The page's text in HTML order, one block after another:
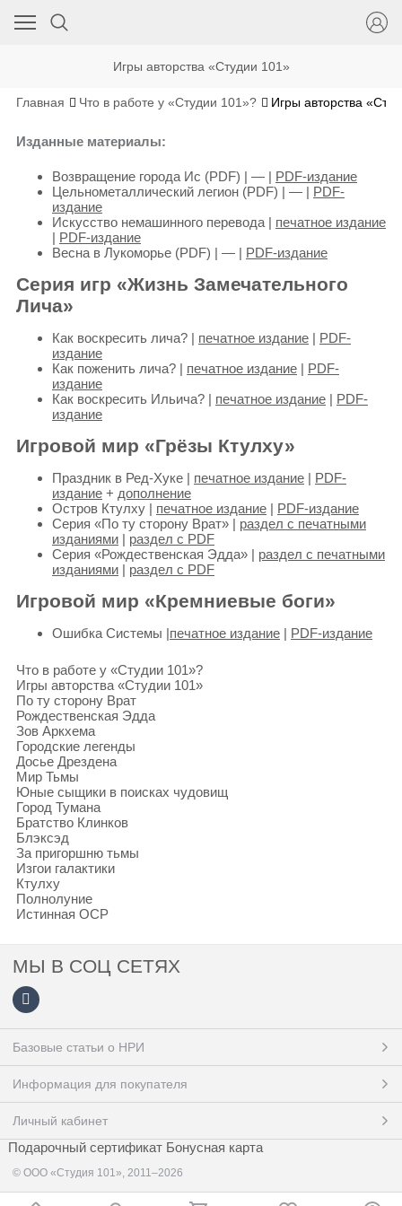
Игры авторства «Студии 101»
Главная Что в работе у «Студии 101»? Игры авторства
Изданные материалы:
Возвращение города Ис (PDF) | — | PDF-издание
Цельнометаллический легион (PDF) | — | PDF-
издание
Искусство немашинного перевода | печатное издание
| PDF-издание
Весна в Лукоморье (PDF) | — | PDF-издание
Серия игр «Жизнь Замечательного
Лича»
Как воскресить лича? | печатное издание | PDF-
издание
Как поженить лича? | печатное издание | PDF-
издание
Как воскресить Ильича? | печатное издание | PDF-
издание
Игровой мир «Грёзы Ктулху»
Праздник в Ред-Хуке | печатное издание | PDF-
издание + дополнение
Остров Ктулху | печатное издание | PDF-издание
Серия «По ту сторону Врат» | раздел с печатными
изданиями | раздел с PDF
Серия «Рождественская Эдда» | раздел с печатными
изданиями | раздел с PDF
Игровой мир «Кремниевые боги»
Ошибка Системы |печатное издание | PDF-издание
Что в работе у «Студии 101»?
Игры авторства «Студии 101»
По ту сторону Врат
Рождественская Эдда
Зов Аркхема
Городские легенды
Досье Дрездена
Мир Тьмы
Юные сыщики в поисках чудовищ
Город Тумана
Братство Клинков
Блэксэд
За пригоршню тьмы
Изгои галактики
Ктулху
Полнолуние
Истинная ОСР
МЫ В СОЦ СЕТЯХ
Базовые статьи о НРИ
Информация для покупателя
Личный кабинет
Подарочный сертификат Бонусная карта
© ООО «Студия 101», 2011–2026